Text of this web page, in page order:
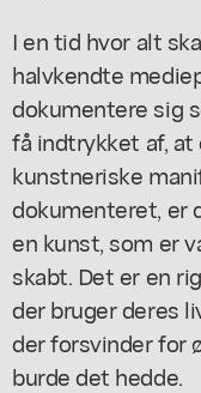
I en tid hvor alt
halvkendte
dokumentere sig
få indtrykket af,
kunstneriske
dokumenteret, er
en kunst, som er
skabt. Det er en
der bruger deres
der forsvinder for
burde det hedde.